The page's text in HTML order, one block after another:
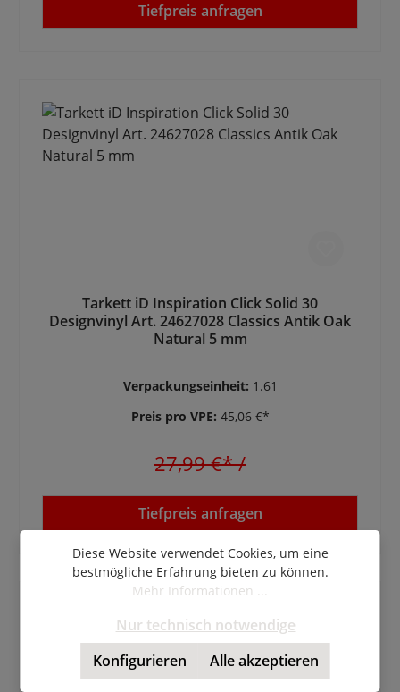
Tiefpreis anfragen
Tarkett iD Inspiration Click Solid 30
Designvinyl Art. 24627028 Classics Antik Oak
Natural 5 mm
Verpackungseinheit: 1.61
Preis pro VPE: 45,06 €*
27,99 €*/
Tiefpreis anfragen
Diese Website verwendet Cookies, um eine
bestmögliche Erfahrung bieten zu können.
Mehr Informationen ...
Nur technisch notwendige
Konfigurieren
Alle akzeptieren